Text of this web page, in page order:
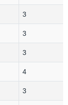
3
3
3
4
3